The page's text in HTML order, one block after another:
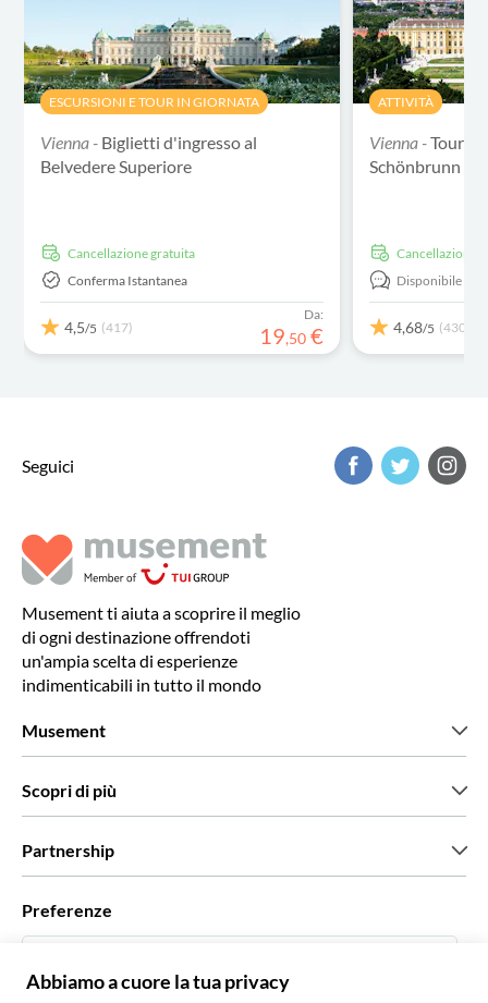
ESCURSIONI E TOUR IN GIORNATA
Vienna - Biglietti d'ingresso al
Belvedere Superiore
Cancellazione gratuita
Conferma Istantanea
4,5/5 (417)
Da:
19,50 €
ATTIVITÀ
Vienna -Tour
Schönbrunn
Cancellazione
Disponibile in:
4,68/5 (430)
Seguici
Musement ti aiuta a scoprire il meglio
di ogni destinazione offrendoti
un'ampia scelta di esperienze
indimenticabili in tutto il mondo
Musement
Stampa
Green & Fair Experiences
Scopri di più
Tour personalizzati
Partnership
Agenzie viaggi
Preferenze
Italiano